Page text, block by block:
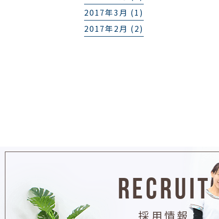
2017年3月 (1)
2017年2月 (2)
RECRUIT
採用情報